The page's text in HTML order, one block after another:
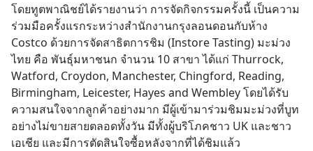
โดยทูตพาณิชย์ได้รายงานว่า การจัดกิจกรรมครั้งนี้ เป็นความ
ร่วมมือครั้งแรกระหว่างสำนักงานกรุงลอนดอนกับห้าง
Costco ด้วยการจัดสาธิตการชิม (Instore Tasting) มะม่วง
ไทย คือ พันธุ์มหาชนก จำนวน 10 สาขา ได้แก่ Thurrock,
Watford, Croydon, Manchester, Chingford, Reading,
Birmingham, Leicester, Hayes and Wembley โดยได้รับ
ความสนใจจากลูกค้าอย่างมาก มีผู้เข้ามาร่วมชิมมะม่วงที่บูท
อย่างไม่ขายสายตลอดทั้งวัน มีทั้งผู้บริโภคชาว UK และชาว
เอเชีย และมีการตัดสินใจซื้อหลังจากที่ได้ชิมแล้ว